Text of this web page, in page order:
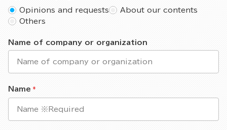
Opinions and requests
About our contents
Others
Name of company or organization
Name